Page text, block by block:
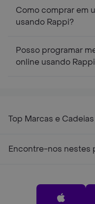
Como comprar em
usando Rappi?
Posso programar
online usando
Top Marcas e
Encontre-nos nestes